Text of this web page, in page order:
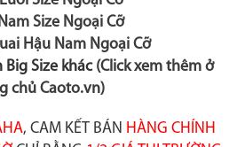
Size Ngoại Cỡ
Hậu Nam Ngoại Cỡ
Big Size khác (Click xem thêm ở
chủ Caoto.vn)
, CAM KẾT BÁN HÀNG CHÍNH